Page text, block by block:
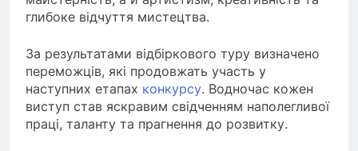
глибоке відчуття мистецтва.
За результатами відбіркового туру визначено
переможців, які продовжать участь у
наступних етапах конкурсу. Водночас кожен
виступ став яскравим свідченням наполегливої
праці, таланту та прагнення до розвитку.